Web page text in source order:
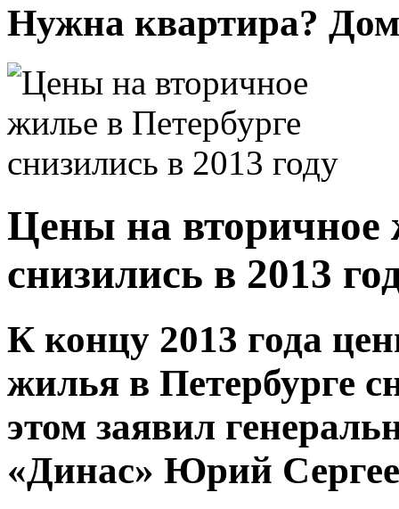
Нужна квартира?
Цены на вторичное
снизились в 2013
К концу 2013 года
жилья в Петербурге
этом заявил
«Динас» Юрий